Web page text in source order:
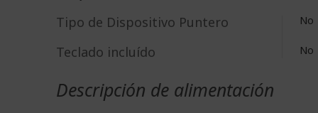
Tipo de Dispositivo Puntero No
Teclado incluído No
Descripción de alimentación